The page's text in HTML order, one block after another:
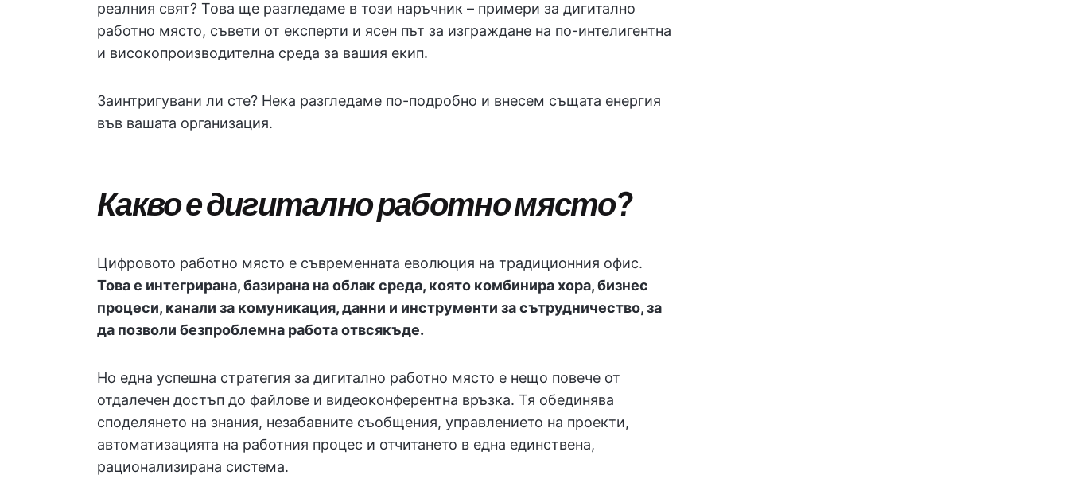
реалния свят? Това ще разгледаме в този наръчник – примери за дигитално
работно място, съвети от експерти и ясен път за изграждане на по-интелигентна
и високопроизводителна среда за вашия екип.
Заинтригувани ли сте? Нека разгледаме по-подробно и внесем същата енергия
във вашата организация.
Какво е дигитално работно място?
Цифровото работно място е съвременната еволюция на традиционния офис.
Това е интегрирана, базирана на облак среда, която комбинира хора, бизнес
процеси, канали за комуникация, данни и инструменти за сътрудничество, за
да позволи безпроблемна работа отвсякъде.
Но една успешна стратегия за дигитално работно място е нещо повече от
отдалечен достъп до файлове и видеоконферентна връзка. Тя обединява
споделянето на знания, незабавните съобщения, управлението на проекти,
автоматизацията на работния процес и отчитането в една единствена,
рационализирана система.